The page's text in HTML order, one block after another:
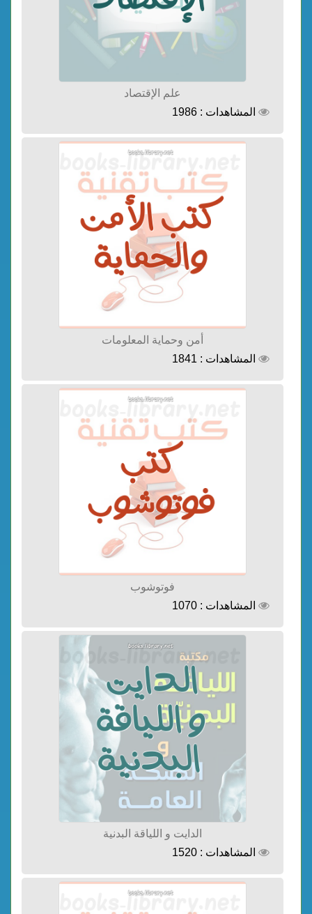
علم الإقتصاد
المشاهدات : 1986
أمن وحماية المعلومات
المشاهدات : 1841
فوتوشوب
المشاهدات : 1070
الدايت و اللياقة البدنية
المشاهدات : 1520